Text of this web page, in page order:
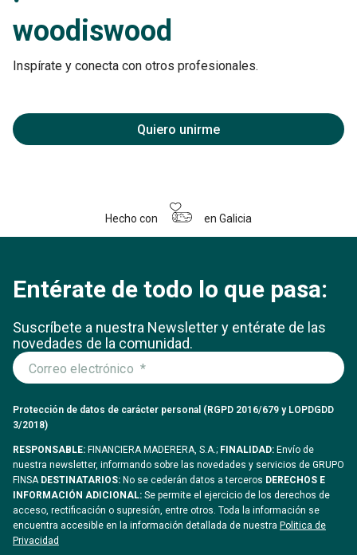
woodiswood
Inspírate y conecta con otros profesionales.
Quiero unirme
Hecho con en Galicia
Entérate de todo lo que pasa:
Suscríbete a nuestra Newsletter y entérate de las
novedades de la comunidad.
Protección de datos de carácter personal (RGPD 2016/679 y LOPDGDD
3/2018)
RESPONSABLE: FINANCIERA MADERERA, S.A.; FINALIDAD: Envío de
nuestra newsletter, informando sobre las novedades y servicios de GRUPO
FINSADESTINATARIOS: No se cederán datos a terceros DERECHOS E
INFORMACIÓN ADICIONAL: Se permite el ejercicio de los derechos de
acceso, rectificación o supresión, entre otros. Toda la información se
encuentra accesible en la información detallada de nuestra Politica de
Privacidad